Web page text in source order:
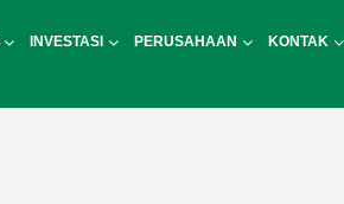
INVESTASI PERUSAHAAN KONTAK